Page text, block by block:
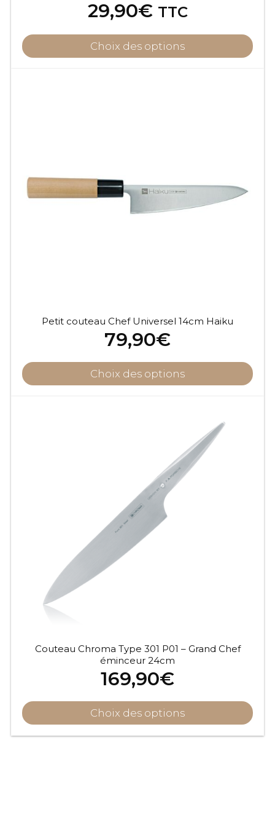
29,90€ TTC
Choix des options
Petit couteau Chef Universel 14cm Haiku
79,90€
Choix des options
Couteau Chroma Type 301 P01 – Grand Chef
éminceur 24cm
169,90€
Choix des options